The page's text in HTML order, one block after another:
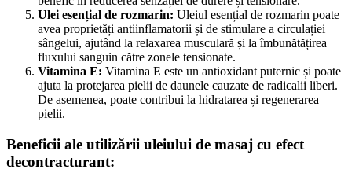
Ulei esențial de rozmarin: Uleiul esențial de rozmarin poate
avea proprietăți antiinflamatorii și de stimulare a circulației
sângelui, ajutând la relaxarea musculară și la îmbunătățirea
fluxului sanguin către zonele tensionate.
Vitamina E: Vitamina E este un antioxidant puternic și poate
ajuta la protejarea pielii de daunele cauzate de radicalii liberi.
De asemenea, poate contribui la hidratarea și regenerarea
pielii.
Beneficii ale utilizării uleiului de masaj cu efect
decontracturant: